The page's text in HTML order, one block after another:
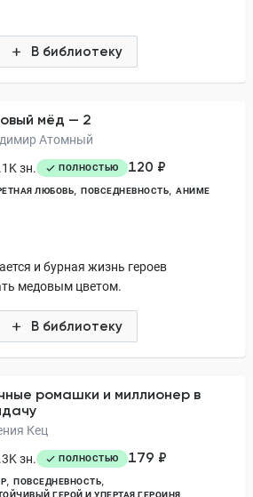
В библиотеку
мёд — 2
Атомный
зн.
ПОЛНОСТЬЮ 120 ₽
ЛЮБОВЬ ПОВСЕДНЕВНОСТЬ АНИМЕ
и бурная жизнь героев
медовым цветом.
В библиотеку
ромашки и миллионер в
Кец
зн.
ПОЛНОСТЬЮ 179 ₽
ПОВСЕДНЕВНОСТЬ
ГЕРОЙ И УПЕРТАЯ ГЕРОИНЯ